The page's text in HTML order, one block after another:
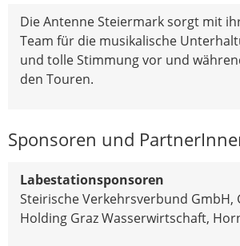
Die Antenne Steiermark sorgt mit
Team für die musikalische
und tolle Stimmung vor und
den Touren.
Sponsoren und
Labestationsponsoren
Steirische Verkehrsverbund GmbH,
Holding Graz Wasserwirtschaft,